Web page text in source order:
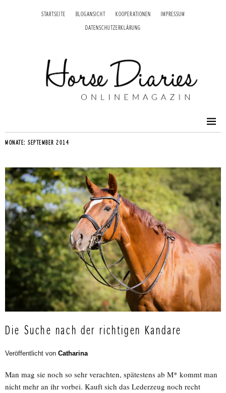
STARTSEITE BLOGANSICHT KOOPERATIONEN IMPRESSUM
DATENSCHUTZERKLÄRUNG
MONATE: SEPTEMBER 2014
Die Suche nach der richtigen Kandare
Veröffentlicht von Catharina
Man mag sie noch so sehr verachten, spätestens ab M* kommt man
nicht mehr an ihr vorbei. Kauft sich das Lederzeug noch recht